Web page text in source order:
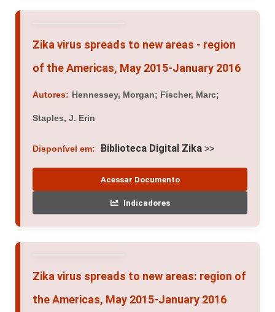
Zika virus spreads to new areas - region
of the Americas, May 2015-January 2016
Autores: Hennessey, Morgan; Fischer, Marc;
Staples, J. Erin
Disponível em: Biblioteca Digital Zika >>
Acessar Documento
Indicadores
Zika virus spreads to new areas: region of
the Americas, May 2015-January 2016